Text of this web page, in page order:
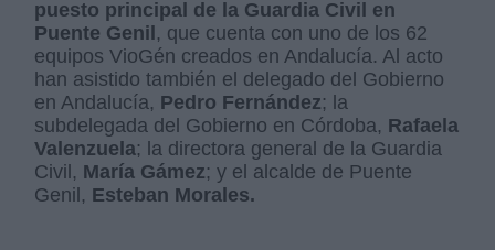
puesto principal de la Guardia Civil en
Puente Genil, que cuenta con uno de los 62
equipos VioGén creados en Andalucía. Al acto
han asistido también el delegado del Gobierno
en Andalucía, Pedro Fernández; la
subdelegada del Gobierno en Córdoba, Rafaela
Valenzuela; la directora general de la Guardia
Civil, María Gámez; y el alcalde de Puente
Genil, Esteban Morales.